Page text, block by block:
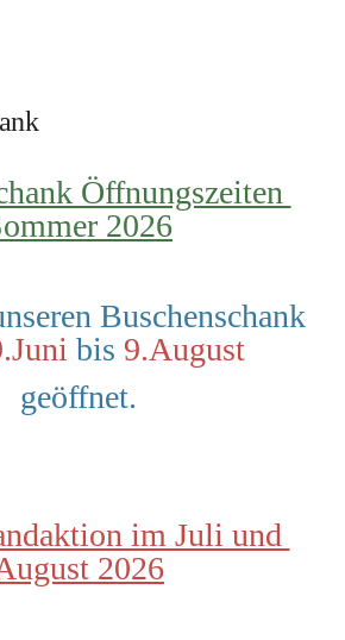
Öffnungszeiten
2026
Buschenschank
bis 9.August
geöffnet.
im Juli und
2026